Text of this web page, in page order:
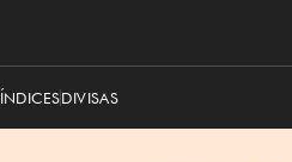
ÍNDICESDIVISAS